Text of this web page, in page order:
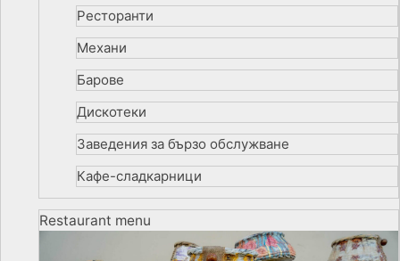
Ресторанти
Механи
Барове
Дискотеки
Заведения за бързо обслужване
Кафе-сладкарници
Restaurant menu